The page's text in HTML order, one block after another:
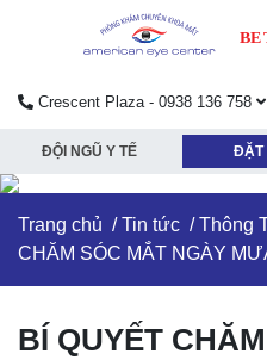
Crescent Plaza - 0938 136 758
ĐỘI NGŨ Y TẾ ĐẶT
Trang chủ /Tin tức /Thông
CHĂM SÓC MẮT NGÀY
BÍ QUYẾT